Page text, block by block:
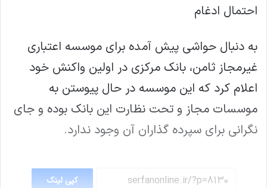
احتمال ادغام
به دنبال حواشی پیش آمده برای موسسه اعتباری
غیرمجاز ثامن، بانک مرکزی در اولین واکنش خود
اعلام کرد که این موسسه در حال پیوستن به
موسسات مجاز و تحت نظارت این بانک بوده و جای
نگرانی برای سپرده گذاران آن وجود ندارد.
کپی لینک